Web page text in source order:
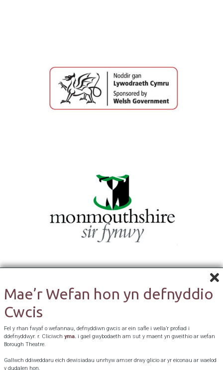
Mae’r Wefan hon yn defnyddio
Cwcis
Fel y rhan fwyaf o wefannau, defnyddiwn gwcis ar ein safle i wella’r profiad i
ddefnyddwyr. r. Cliciwch yma. i gael gwybodaeth am sut y maent yn gweithio ar wefan
Borough Theatre.
Gallwch ddiweddaru eich dewisiadau unrhyw amser drwy glicio ar yr eiconau ar waelod
y dudalen hon.